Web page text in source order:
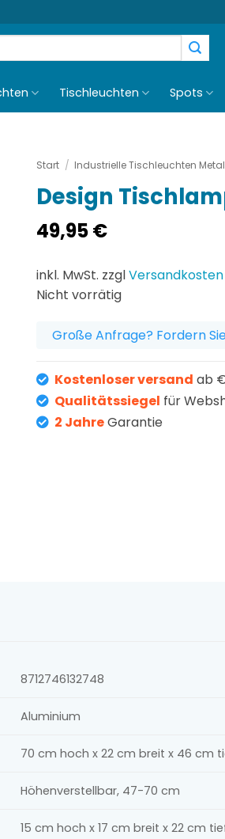
Tischleuchten Spots
Start / Industrielle Tischleuchten
Design
49,95€
inkl. MwSt. zzglVersandkosten
Nicht vorrätig
Große Anfrage? Fordern
Kostenloser versand ab
Qualitätssiegel für
2 JahreGarantie
8712746132748
Aluminium
70 cm hoch x 22 cm breit x 46 cm
Höhenverstellbar, 47-70 cm
15 cm hoch x 17 cm breit x 22 cm